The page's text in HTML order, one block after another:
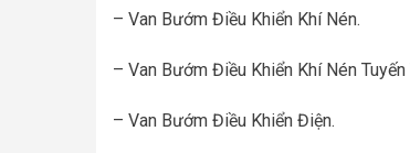
– Van Bướm Điều Khiển Khí Nén.
– Van Bướm Điều Khiển Khí Nén Tuyến
– Van Bướm Điều Khiển Điện.